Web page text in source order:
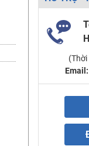
Email: